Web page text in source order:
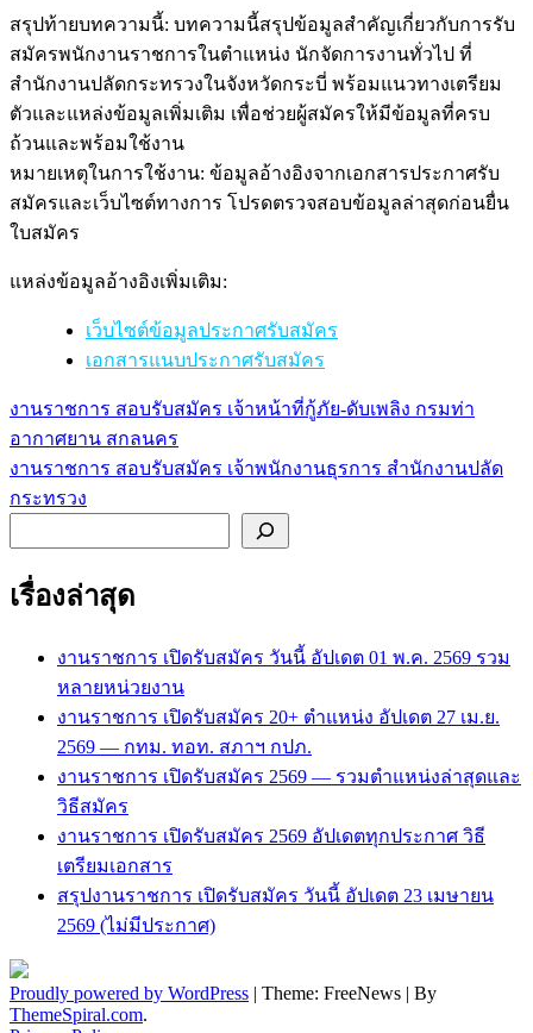
สรุปท้ายบทความนี้: บทความนี้สรุปข้อมูลสำคัญเกี่ยวกับการรับ
สมัครพนักงานราชการในตำแหน่ง นักจัดการงานทั่วไป ที่
สำนักงานปลัดกระทรวงในจังหวัดกระบี่ พร้อมแนวทางเตรียม
ตัวและแหล่งข้อมูลเพิ่มเติม เพื่อช่วยผู้สมัครให้มีข้อมูลที่ครบ
ถ้วนและพร้อมใช้งาน
หมายเหตุในการใช้งาน: ข้อมูลอ้างอิงจากเอกสารประกาศรับ
สมัครและเว็บไซต์ทางการ โปรดตรวจสอบข้อมูลล่าสุดก่อนยื่น
ใบสมัคร
แหล่งข้อมูลอ้างอิงเพิ่มเติม:
เว็บไซต์ข้อมูลประกาศรับสมัคร
เอกสารแนบประกาศรับสมัคร
แนะแนว
เรื่อง
งานราชการ สอบรับสมัคร เจ้าหน้าที่กู้ภัย-ดับเพลิง กรมท่า
อากาศยาน สกลนคร
งานราชการ สอบรับสมัคร เจ้าพนักงานธุรการ สำนักงานปลัด
กระทรวง
เรื่องล่าสุด
งานราชการ เปิดรับสมัคร วันนี้ อัปเดต 01 พ.ค. 2569 รวม
หลายหน่วยงาน
งานราชการ เปิดรับสมัคร 20+ ตำแหน่ง อัปเดต 27 เม.ย.
2569 — กทม. ทอท. สภาฯ กปภ.
งานราชการ เปิดรับสมัคร 2569 — รวมตำแหน่งล่าสุดและ
วิธีสมัคร
งานราชการ เปิดรับสมัคร 2569 อัปเดตทุกประกาศ วิธี
เตรียมเอกสาร
สรุปงานราชการ เปิดรับสมัคร วันนี้ อัปเดต 23 เมษายน
2569 (ไม่มีประกาศ)
Proudly powered by WordPress | Theme: FreeNews | By
ThemeSpiral.com.